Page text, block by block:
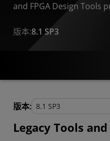
and FPGA Design Tools
版本:8.1 SP3
版本:
Legacy Tools